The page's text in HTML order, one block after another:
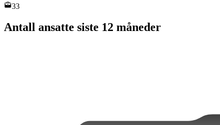
33
Antall ansatte siste 12 måneder